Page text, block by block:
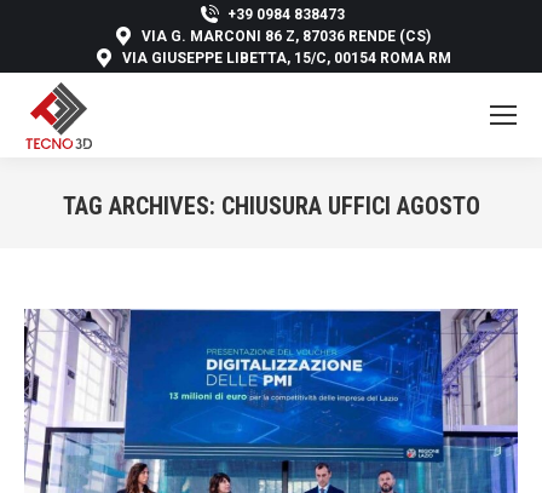
+39 0984 838473
VIA G. MARCONI 86 Z, 87036 RENDE (CS)
VIA GIUSEPPE LIBETTA, 15/C, 00154 ROMA RM
TAG ARCHIVES: CHIUSURA UFFICI AGOSTO